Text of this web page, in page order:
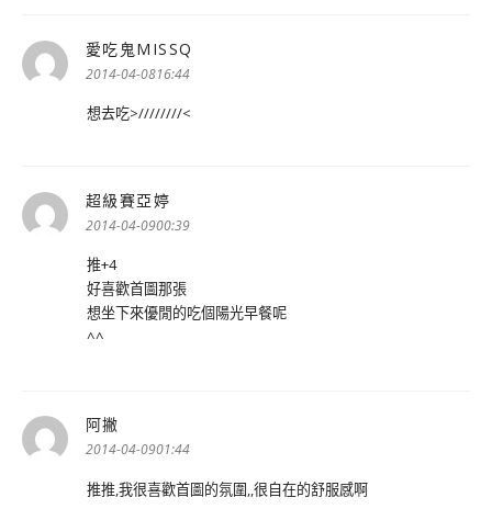
愛吃鬼MISSQ
2014-04-0816:44
想去吃>////////<
超級賽亞婷
示:
2014-04-0900:39
推+4
好喜歡首圖那張
想坐下來優閒的吃個陽光早餐呢
^^
阿撇
示:
2014-04-0901:44
推推,我很喜歡首圖的氛圍,,很自在的舒服感啊